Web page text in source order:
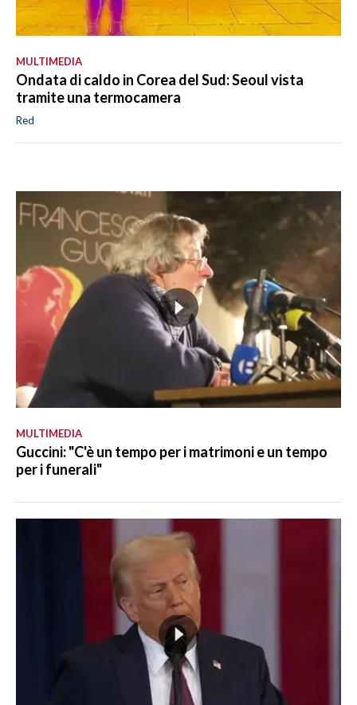
MULTIMEDIA
Ondata di caldo in Corea del Sud: Seoul vista
tramite una termocamera
Red
MULTIMEDIA
Guccini: "C'è un tempo per i matrimoni e un tempo
per i funerali"